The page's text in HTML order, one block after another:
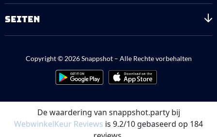
SEITEN
Copyright © 2026 Snappshot – Alle Rechte vorbehalten
De waardering van snappshot.party bij
WebwinkelKeur Reviews is 9.2/10 gebaseerd op 184